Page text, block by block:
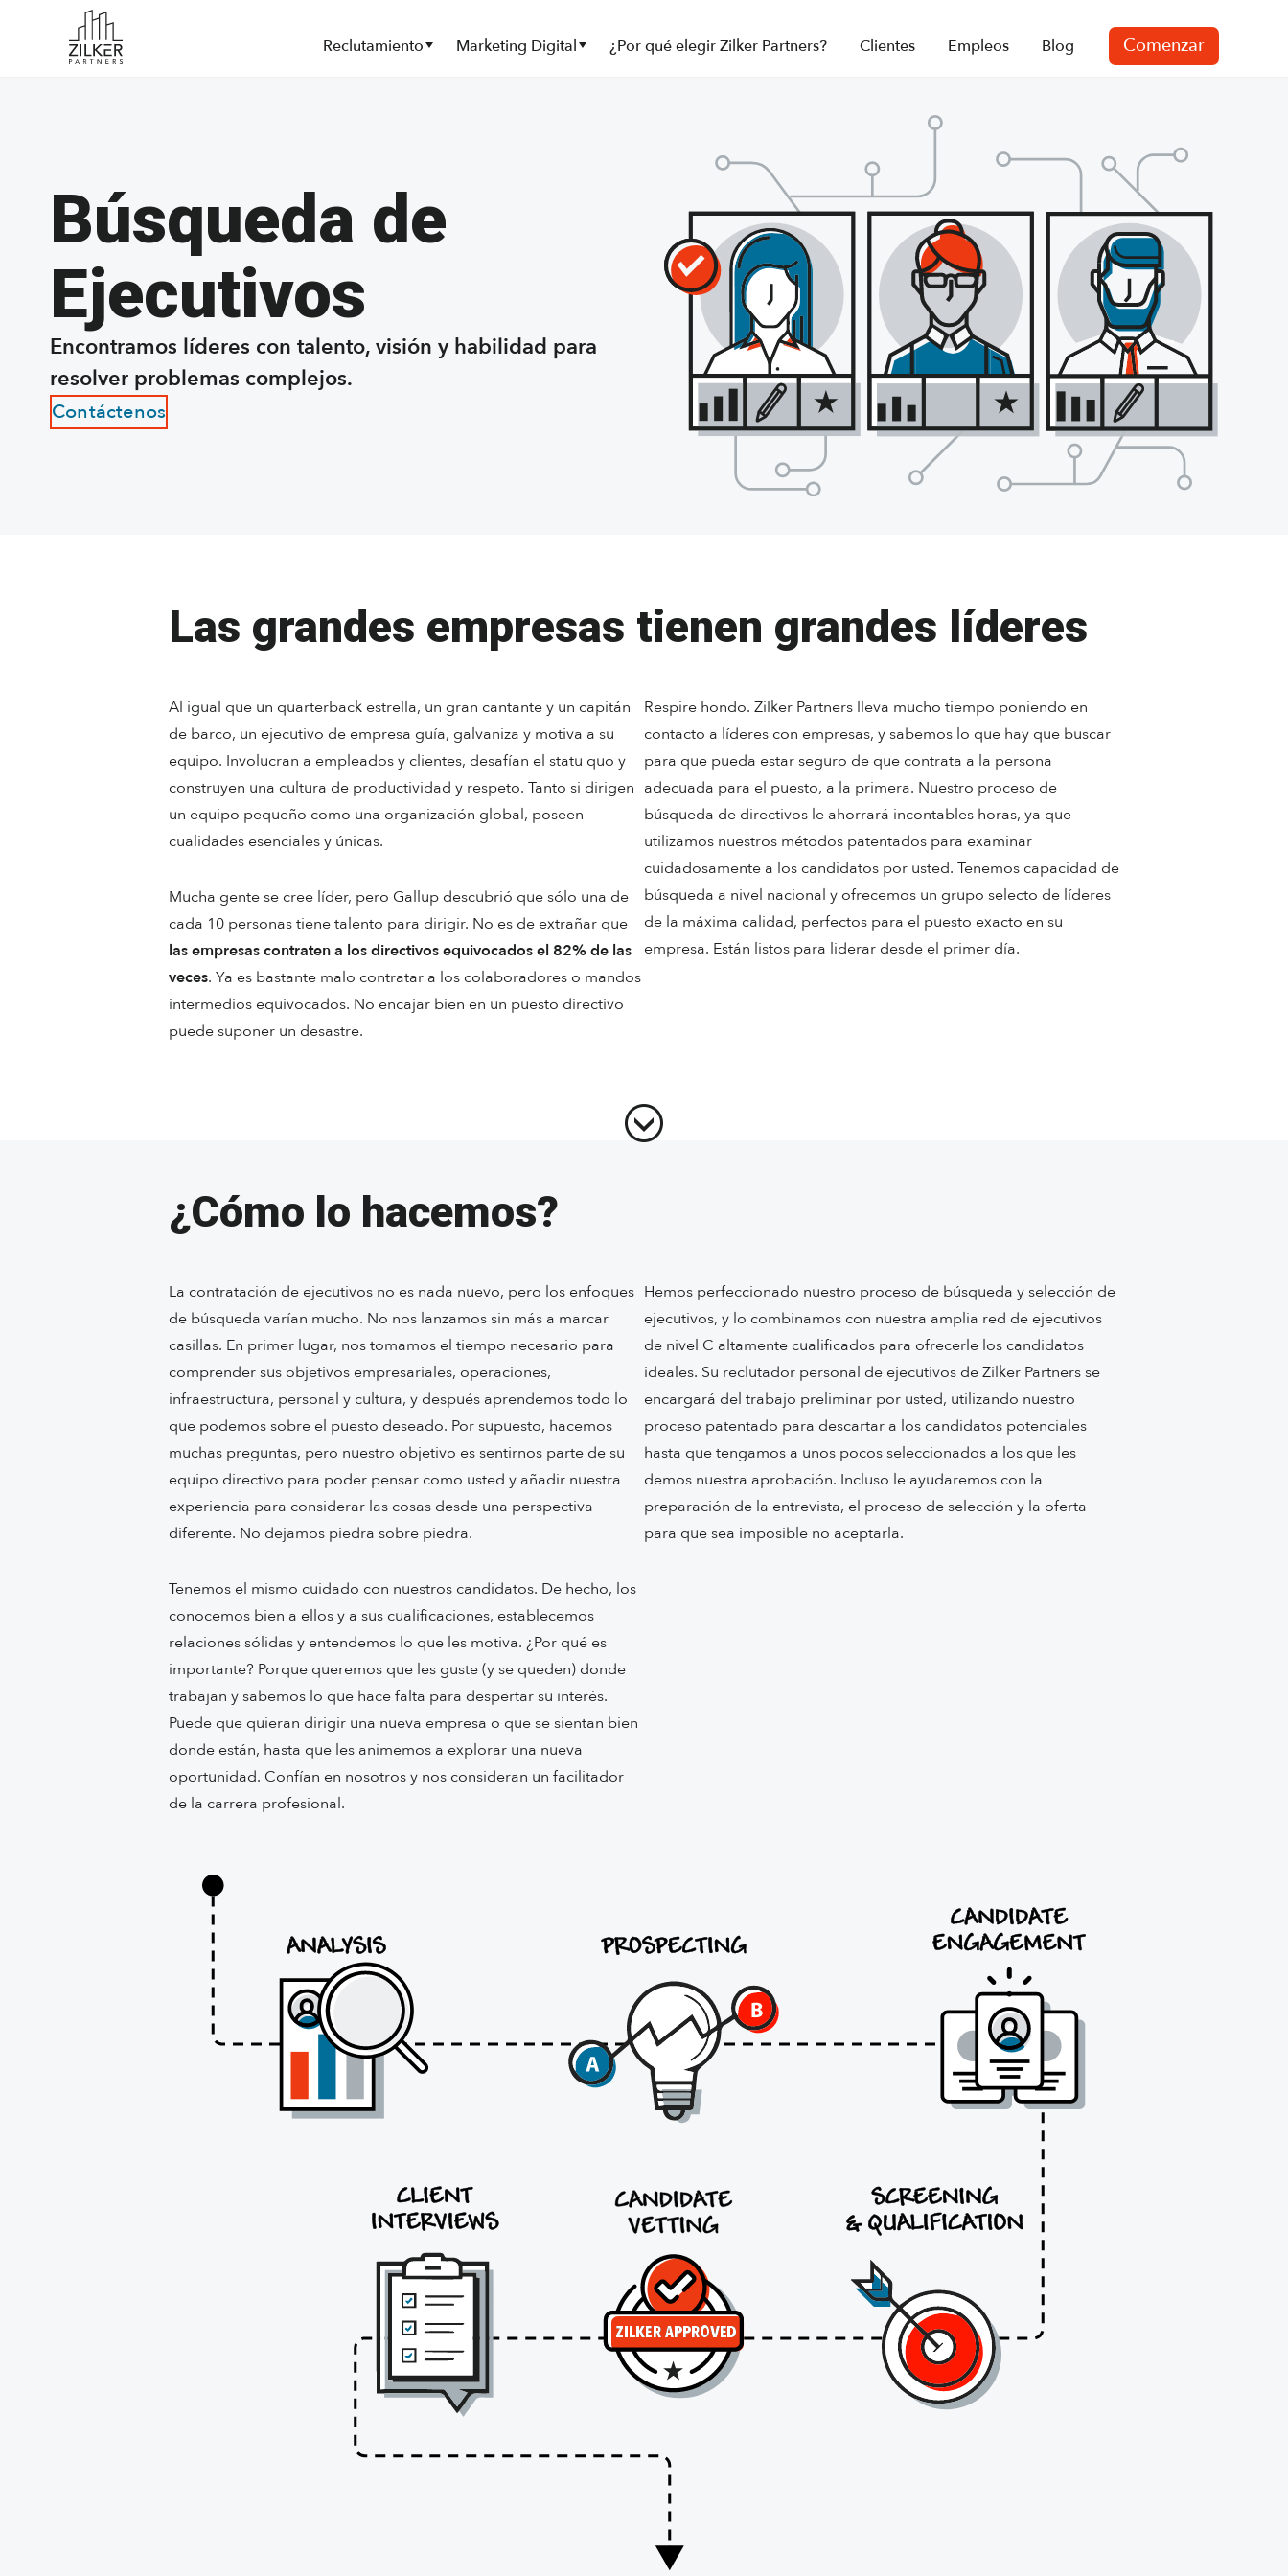
contenido
Reclutamiento Submenu
Marketing Digital Submenu
¿Por qué elegir Zilker Partners? Clientes Empleos Blog Comenzar
Búsqueda de
Ejecutivos
Encontramos líderes con talento, visión y habilidad para
resolver problemas complejos.
Contáctenos
Las grandes empresas tienen grandes líderes
Al igual que un quarterback estrella, un gran cantante y un capitán
de barco, un ejecutivo de empresa guía, galvaniza y motiva a su
equipo. Involucran a empleados y clientes, desafían el statu quo y
construyen una cultura de productividad y respeto. Tanto si dirigen
un equipo pequeño como una organización global, poseen
cualidades esenciales y únicas.
Mucha gente se cree líder, pero Gallup descubrió que sólo una de
cada 10 personas tiene talento para dirigir. No es de extrañar que
las empresas contraten a los directivos equivocados el 82% de las
veces. Ya es bastante malo contratar a los colaboradores o mandos
intermedios equivocados. No encajar bien en un puesto directivo
puede suponer un desastre.
Respire hondo. Zilker Partners lleva mucho tiempo poniendo en
contacto a líderes con empresas, y sabemos lo que hay que buscar
para que pueda estar seguro de que contrata a la persona
adecuada para el puesto, a la primera. Nuestro proceso de
búsqueda de directivos le ahorrará incontables horas, ya que
utilizamos nuestros métodos patentados para examinar
cuidadosamente a los candidatos por usted. Tenemos capacidad de
búsqueda a nivel nacional y ofrecemos un grupo selecto de líderes
de la máxima calidad, perfectos para el puesto exacto en su
empresa. Están listos para liderar desde el primer día.
¿Cómo lo hacemos?
La contratación de ejecutivos no es nada nuevo, pero los enfoques
de búsqueda varían mucho. No nos lanzamos sin más a marcar
casillas. En primer lugar, nos tomamos el tiempo necesario para
comprender sus objetivos empresariales, operaciones,
infraestructura, personal y cultura, y después aprendemos todo lo
que podemos sobre el puesto deseado. Por supuesto, hacemos
muchas preguntas, pero nuestro objetivo es sentirnos parte de su
equipo directivo para poder pensar como usted y añadir nuestra
experiencia para considerar las cosas desde una perspectiva
diferente. No dejamos piedra sobre piedra.
Tenemos el mismo cuidado con nuestros candidatos. De hecho, los
conocemos bien a ellos y a sus cualificaciones, establecemos
relaciones sólidas y entendemos lo que les motiva. ¿Por qué es
importante? Porque queremos que les guste (y se queden) donde
trabajan y sabemos lo que hace falta para despertar su interés.
Puede que quieran dirigir una nueva empresa o que se sientan bien
donde están, hasta que les animemos a explorar una nueva
oportunidad. Confían en nosotros y nos consideran un facilitador
de la carrera profesional.
Hemos perfeccionado nuestro proceso de búsqueda y selección de
ejecutivos, y lo combinamos con nuestra amplia red de ejecutivos
de nivel C altamente cualificados para ofrecerle los candidatos
ideales. Su reclutador personal de ejecutivos de Zilker Partners se
encargará del trabajo preliminar por usted, utilizando nuestro
proceso patentado para descartar a los candidatos potenciales
hasta que tengamos a unos pocos seleccionados a los que les
demos nuestra aprobación. Incluso le ayudaremos con la
preparación de la entrevista, el proceso de selección y la oferta
para que sea imposible no aceptarla.